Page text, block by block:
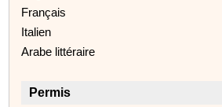
Français
Italien
Arabe littéraire
Permis